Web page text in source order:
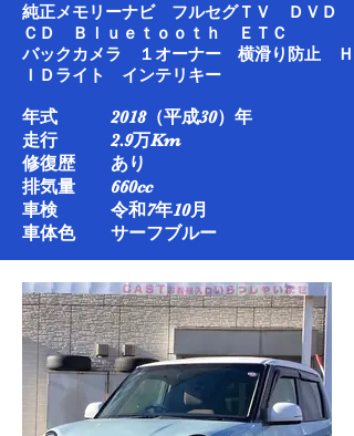
純正メモリーナビ フルセグＴＶ ＤＶＤ
ＣＤ Ｂｌｕｅｔｏｏｔｈ ＥＴＣ
バックカメラ １オーナー 横滑り防止 Ｈ
ＩＤライト インテリキー
年式 2018（平成30）年
走行 2.9万Km​
修復歴 あり
排気量 660cc
車検 令和7年10月
車体色 サーフブルー